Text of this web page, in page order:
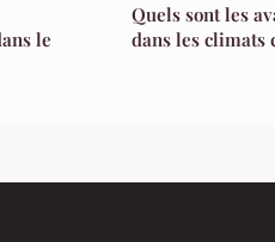
le
Quels sont les
dans les climats